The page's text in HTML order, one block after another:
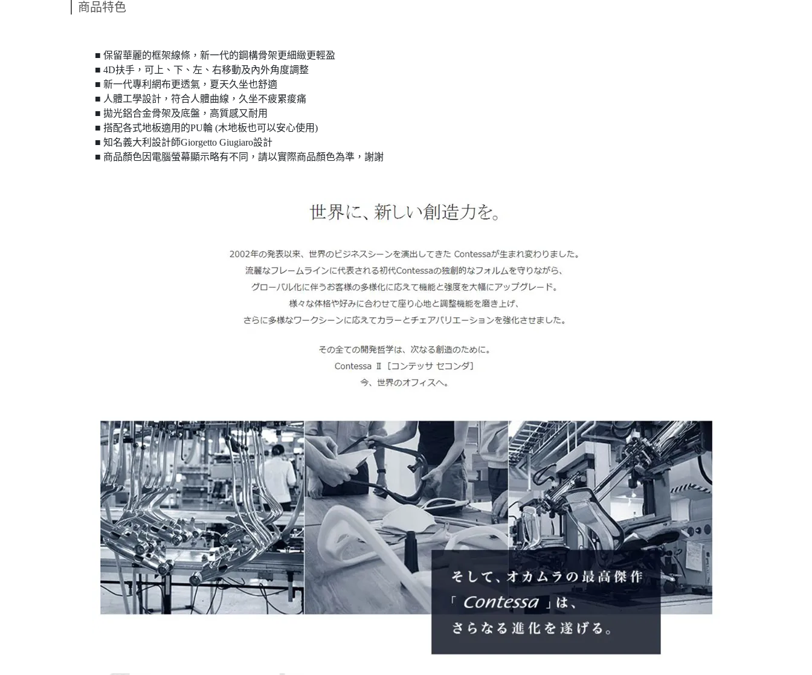
商品特色
■ 保留華麗的框架線條，新一代的鋼構骨架更細緻更輕盈
■ 4D扶手，可上、下、左、右移動及內外角度調整
■ 新一代專利網布更透氣，夏天久坐也舒適
■ 人體工學設計，符合人體曲線，久坐不疲累痠痛
■ 拋光鋁合金骨架及底盤，高質感又耐用
■ 搭配各式地板適用的PU輪 (木地板也可以安心使用)
■ 知名義大利設計師Giorgetto Giugiaro設計
■ 商品顏色因電腦螢幕顯示略有不同，請以實際商品顏色為準，謝謝